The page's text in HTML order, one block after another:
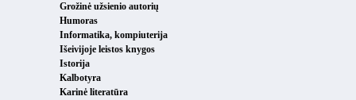
Grožinė užsienio autorių
Humoras
Informatika, kompiuterija
Išeivijoje leistos knygos
Istorija
Kalbotyra
Karinė literatūra